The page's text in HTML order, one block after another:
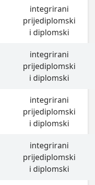
integrirani
prijediplomski
i diplomski
integrirani
prijediplomski
i diplomski
integrirani
prijediplomski
i diplomski
integrirani
prijediplomski
i diplomski